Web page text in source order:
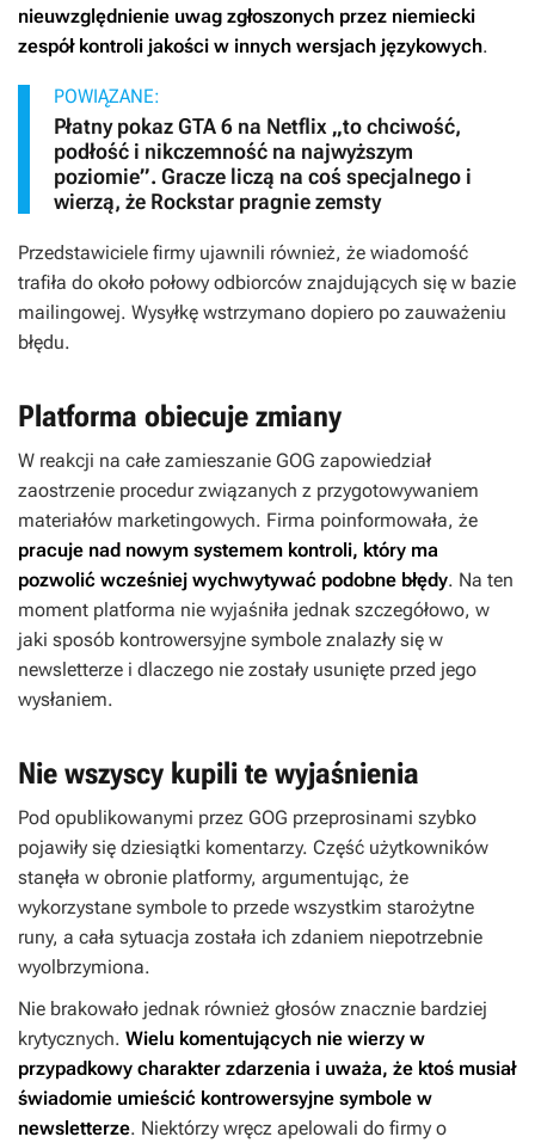
nieuwzględnienie uwag zgłoszonych przez niemiecki
zespół kontroli jakości w innych wersjach językowych.
POWIĄZANE:
Płatny pokaz GTA 6 na Netflix „to chciwość,
podłość i nikczemność na najwyższym
poziomie”. Gracze liczą na coś specjalnego i
wierzą, że Rockstar pragnie zemsty
Przedstawiciele firmy ujawnili również, że wiadomość
trafiła do około połowy odbiorców znajdujących się w bazie
mailingowej. Wysyłkę wstrzymano dopiero po zauważeniu
błędu.
Platforma obiecuje zmiany
W reakcji na całe zamieszanie GOG zapowiedział
zaostrzenie procedur związanych z przygotowywaniem
materiałów marketingowych. Firma poinformowała, że
pracuje nad nowym systemem kontroli, który ma
pozwolić wcześniej wychwytywać podobne błędy. Na ten
moment platforma nie wyjaśniła jednak szczegółowo, w
jaki sposób kontrowersyjne symbole znalazły się w
newsletterze i dlaczego nie zostały usunięte przed jego
wysłaniem.
Nie wszyscy kupili te wyjaśnienia
Pod opublikowanymi przez GOG przeprosinami szybko
pojawiły się dziesiątki komentarzy. Część użytkowników
stanęła w obronie platformy, argumentując, że
wykorzystane symbole to przede wszystkim starożytne
runy, a cała sytuacja została ich zdaniem niepotrzebnie
wyolbrzymiona.
Nie brakowało jednak również głosów znacznie bardziej
krytycznych. Wielu komentujących nie wierzy w
przypadkowy charakter zdarzenia i uważa, że ktoś musiał
świadomie umieścić kontrowersyjne symbole w
newsletterze. Niektórzy wręcz apelowali do firmy o